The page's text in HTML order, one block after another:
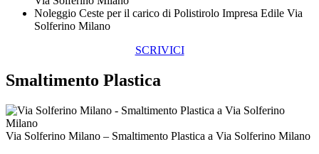
Noleggio Ceste per il carico di Polistirolo Impresa Edile Via
Solferino Milano
SCRIVICI
Smaltimento Plastica
Via Solferino Milano – Smaltimento Plastica a Via Solferino Milano